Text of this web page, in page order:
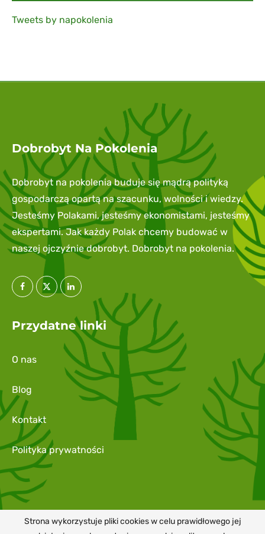
Tweets by napokolenia
Dobrobyt Na Pokolenia
Dobrobyt na pokolenia buduje się mądrą polityką
gospodarczą opartą na szacunku, wolności i wiedzy.
Jesteśmy Polakami, jesteśmy ekonomistami, jesteśmy
ekspertami. Jak każdy Polak chcemy budować w
naszej ojczyźnie dobrobyt. Dobrobyt na pokolenia.
Przydatne linki
O nas
Blog
Kontakt
Polityka prywatności
Strona wykorzystuje pliki cookies w celu prawidłowego jej